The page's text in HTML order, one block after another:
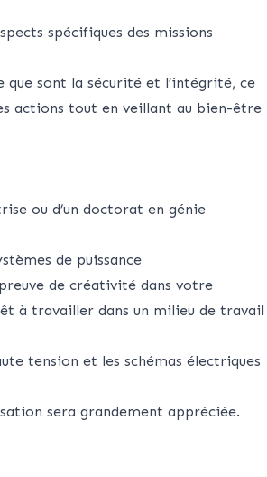
spécifiques des missions
que sont la sécurité et l’intégrité, ce
actions tout en veillant au bien-être
ou d’un doctorat en génie
de puissance
de créativité dans votre
à travailler dans un milieu de travail
tension et les schémas électriques
sera grandement appréciée.